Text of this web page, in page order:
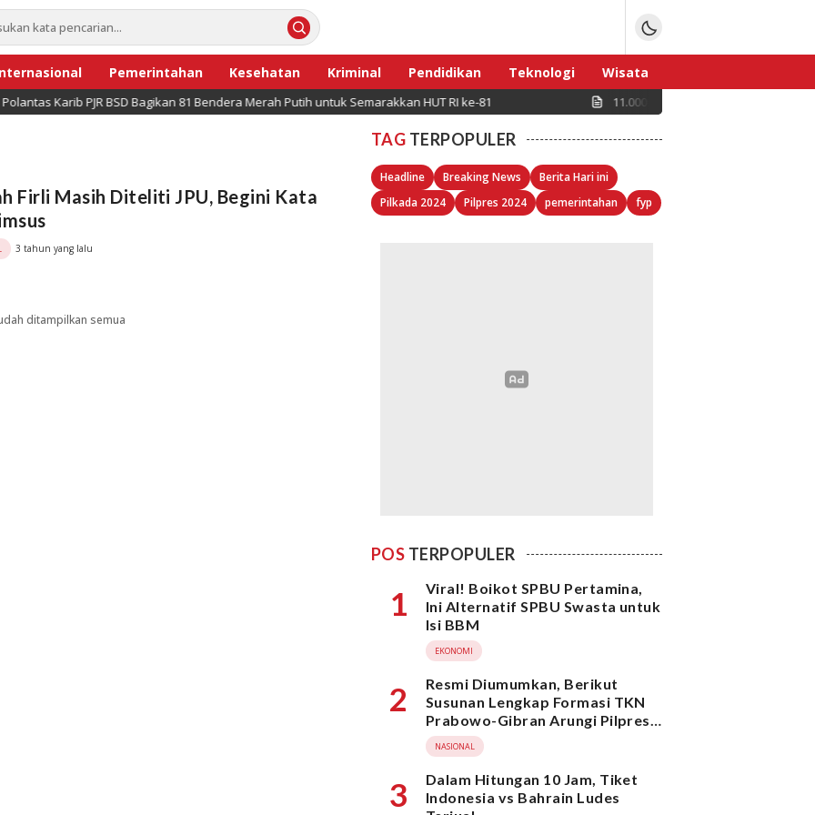
Pemerintahan Kesehatan Kriminal Pendidikan Teknologi
Wisata
Sport
Karib PJR BSD Bagikan 81 Bendera Merah Putih untuk Semarakkan HUT RI ke-81 11.000 Peserta Hadiri Apel Kebangsaan
Firli Masih Diteliti JPU, Begini Kata
3 tahun yang lalu
ditampilkan semua
TAG TERPOPULER
Headline Breaking News
Berita Hari ini
Pilkada 2024
Pilpres 2024 pemerintahan fyp
POS TERPOPULER
1
Viral! Boikot SPBU Pertamina,
Ini Alternatif SPBU Swasta untuk
Isi BBM
EKONOMI
2
Resmi Diumumkan, Berikut
Susunan Lengkap Formasi TKN
Prabowo-Gibran Arungi Pilpres
2024, Ada Ridwan Kamil hingga
Suami Yenny Wahid
NASIONAL
3
Dalam Hitungan 10 Jam, Tiket
Indonesia vs Bahrain Ludes